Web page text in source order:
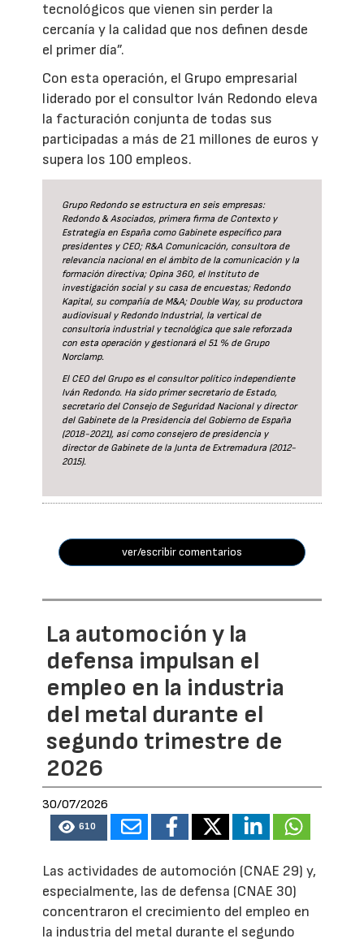
tecnológicos que vienen sin perder la
cercanía y la calidad que nos definen desde
el primer día”.
Con esta operación, el Grupo empresarial
liderado por el consultor Iván Redondo eleva
la facturación conjunta de todas sus
participadas a más de 21 millones de euros y
supera los 100 empleos.
Grupo Redondo se estructura en seis empresas:
Redondo & Asociados, primera firma de Contexto y
Estrategia en España como Gabinete específico para
presidentes y CEO; R&A Comunicación, consultora de
relevancia nacional en el ámbito de la comunicación y la
formación directiva; Opina 360, el Instituto de
investigación social y su casa de encuestas; Redondo
Kapital, su compañía de M&A; Double Way, su productora
audiovisual y Redondo Industrial, la vertical de
consultoría industrial y tecnológica que sale reforzada
con esta operación y gestionará el 51 % de Grupo
Norclamp.
El CEO del Grupo es el consultor político independiente
Iván Redondo. Ha sido primer secretario de Estado,
secretario del Consejo de Seguridad Nacional y director
del Gabinete de la Presidencia del Gobierno de España
(2018-2021), así como consejero de presidencia y
director de Gabinete de la Junta de Extremadura (2012-
2015).
ver/escribir comentarios
La automoción y la
defensa impulsan el
empleo en la industria
del metal durante el
segundo trimestre de
2026
30/07/2026
610
Las actividades de automoción (CNAE 29) y,
especialmente, las de defensa (CNAE 30)
concentraron el crecimiento del empleo en
la industria del metal durante el segundo